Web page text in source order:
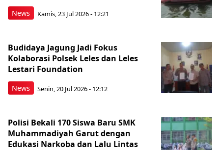
News Kamis, 23 Jul 2026 - 12:21
News
Budidaya Jagung Jadi Fokus
Kolaborasi Polsek Leles dan Leles
Lestari Foundation
Senin, 20 Jul 2026 - 12:12
Polisi Bekali 170 Siswa Baru SMK
Muhammadiyah Garut dengan
Edukasi Narkoba dan Lalu Lintas